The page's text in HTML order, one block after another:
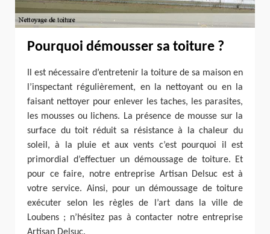
Pourquoi démousser sa toiture ?
Il est nécessaire d’entretenir la toiture de sa maison en
l’inspectant régulièrement, en la nettoyant ou en la
faisant nettoyer pour enlever les taches, les parasites,
les mousses ou lichens. La présence de mousse sur la
surface du toit réduit sa résistance à la chaleur du
soleil, à la pluie et aux vents c’est pourquoi il est
primordial d’effectuer un démoussage de toiture. Et
pour ce faire, notre entreprise Artisan Delsuc est à
votre service. Ainsi, pour un démoussage de toiture
exécuter selon les règles de l’art dans la ville de
Loubens ; n’hésitez pas à contacter notre entreprise